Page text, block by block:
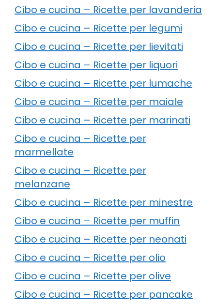
Cibo e cucina – Ricette per lavanderia
Cibo e cucina – Ricette per legumi
Cibo e cucina – Ricette per lievitati
Cibo e cucina – Ricette per liquori
Cibo e cucina – Ricette per lumache
Cibo e cucina – Ricette per maiale
Cibo e cucina – Ricette per marinati
Cibo e cucina – Ricette per
marmellate
Cibo e cucina – Ricette per
melanzane
Cibo e cucina – Ricette per minestre
Cibo e cucina – Ricette per muffin
Cibo e cucina – Ricette per neonati
Cibo e cucina – Ricette per olio
Cibo e cucina – Ricette per olive
Cibo e cucina – Ricette per pancake